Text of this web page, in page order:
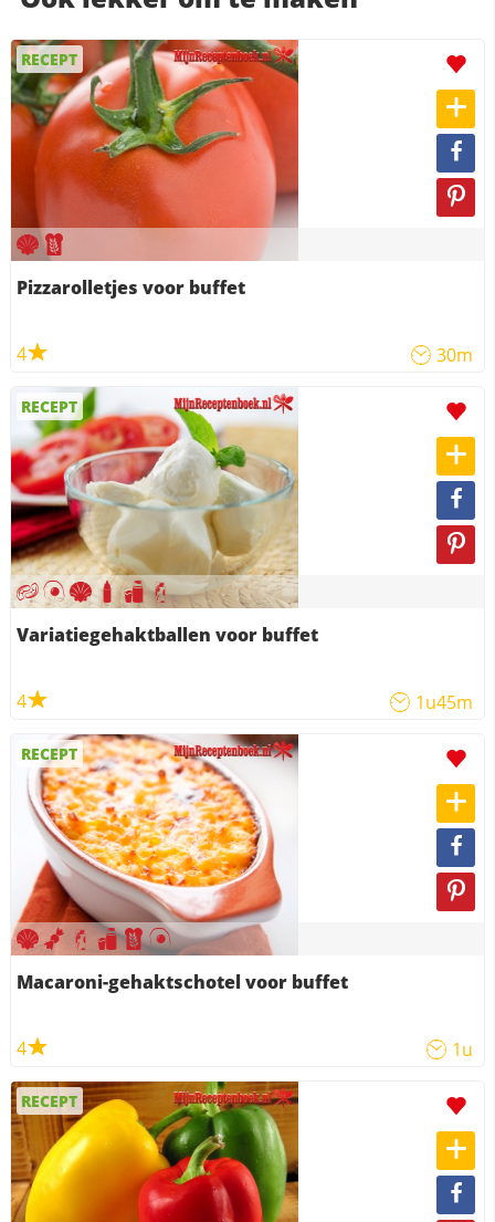
RECEPT
Pizzarolletjes voor buffet
4 30m
RECEPT
Variatiegehaktballen voor buffet
4 1u45m
RECEPT
Macaroni-gehaktschotel voor buffet
4 1u
RECEPT